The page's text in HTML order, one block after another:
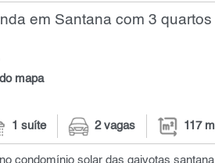
em Santana com 3 quartos
mapa
1 suíte 2 vagas 117